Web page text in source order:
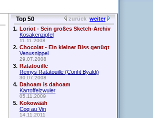
zurück weiter
Top 50
1. Loriot - Sein großes Sketch-Archiv
Kosakenzipfel
11.11.2008
2. Chocolat - Ein kleiner Biss genügt
Venusnippel
29.07.2008
3. Ratatouille
Remys Ratatouille (Confit Byaldi)
30.07.2008
4. Dahoam is dahoam
Kartoffelzwuler
05.11.2009
5. Kokowääh
Coq au Vin
14.11.2011